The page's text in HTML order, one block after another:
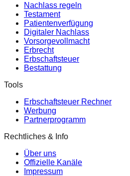
Nachlass regeln
Testament
Patientenverfügung
Digitaler Nachlass
Vorsorgevollmacht
Erbrecht
Erbschaftsteuer
Bestattung
Tools
Erbschaftsteuer Rechner
Werbung
Partnerprogramm
Rechtliches & Info
Über uns
Offizielle Kanäle
Impressum